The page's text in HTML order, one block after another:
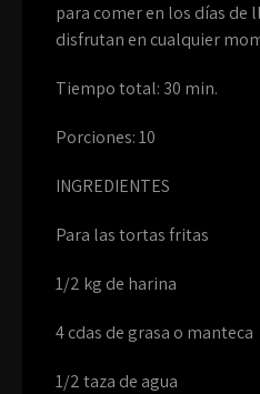
para comer en los días de
disfrutan en cualquier
Tiempo total: 30 min.
Porciones: 10
INGREDIENTES
Para las tortas fritas
1/2 kg de harina
4 cdas de grasa o manteca
1/2 taza de agua